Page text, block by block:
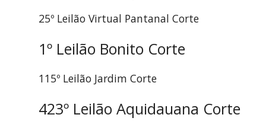
25º Leilão Virtual Pantanal Corte
1º Leilão Bonito Corte
115º Leilão Jardim Corte
423º Leilão Aquidauana Corte